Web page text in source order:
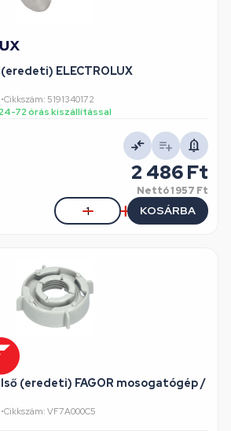
ELECTROLUX
•Cikkszám: 5191340172
72 órás kiszállítással
2 486 Ft
Nettó1 957 Ft
KOSÁRBA
(eredeti) FAGOR mosogatógép /
•Cikkszám: VF7A000C5